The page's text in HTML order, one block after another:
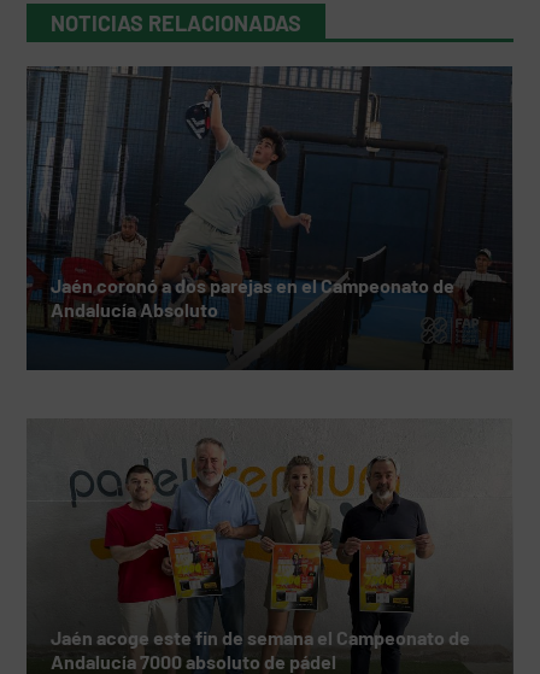
NOTICIAS RELACIONADAS
Jaén coronó a dos parejas en el Campeonato de
Andalucía Absoluto
Jaén acoge este fin de semana el Campeonato de
Andalucía 7000 absoluto de pádel